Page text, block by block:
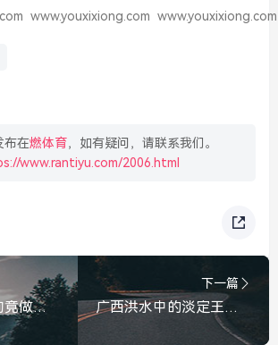
www.youxixiong.com www.youxixiong.com
布在燃体育，如有疑问，请联系我们。
www.rantiyu.com/2006.html
暴雨将至，狗狗竟做出了这个举动，铲屎官瞬间泪目，暴雨将至，狗狗竟做出了这个举动，铲屎官瞬间泪目
下一篇
广西洪水中的淡定王者，卡皮巴拉忙着泡澡，广西洪水中的淡定王者，卡皮巴拉忙着泡澡